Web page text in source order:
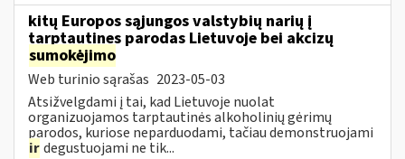
kitų Europos sąjungos valstybių narių į
tarptautines parodas Lietuvoje bei akcizų
sumokėjimo
Web turinio sąrašas 2023-05-03
Atsižvelgdami į tai, kad Lietuvoje nuolat
organizuojamos tarptautinės alkoholinių gėrimų
parodos, kuriose neparduodami, tačiau demonstruojami
irdegustuojami ne tik...